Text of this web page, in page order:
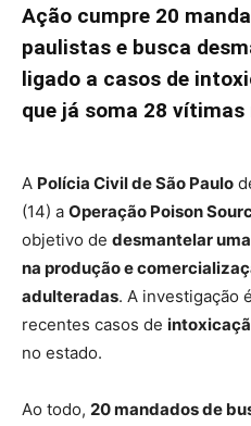
Ação cumpre 20
paulistas e busca
ligado a casos de
que já soma 28 vítimas
A Polícia Civil de São Paulo
(14) a Operação Poison
objetivo de desmantelar
na produção e
adulteradas. A investigação
recentes casos de
no estado.
Ao todo, 20 mandados de